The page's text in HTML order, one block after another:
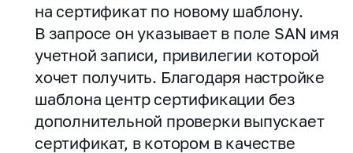
на сертификат по новому шаблону.
В запросе он указывает в поле SAN имя
учетной записи, привилегии которой
хочет получить. Благодаря настройке
шаблона центр сертификации без
дополнительной проверки выпускает
сертификат, в котором в качестве